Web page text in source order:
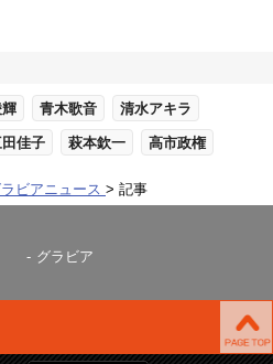
青木歌音 清水アキラ
佳子 萩本欽一 高市政権
ビアニュース 記事
グラビア